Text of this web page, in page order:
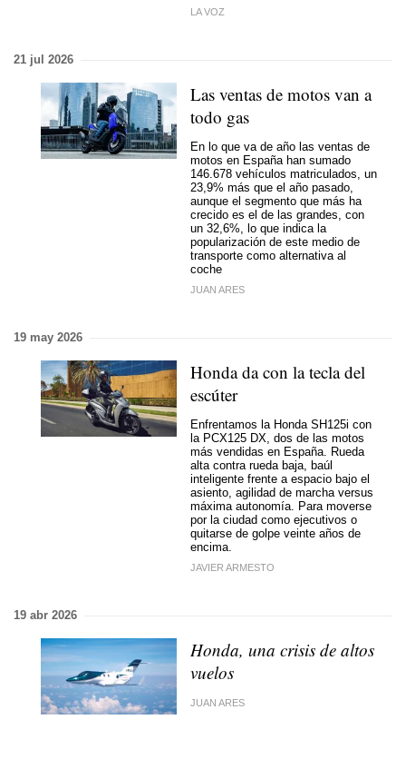
LA VOZ
21 jul 2026
Las ventas de motos van a
todo gas
En lo que va de año las ventas de
motos en España han sumado
146.678 vehículos matriculados, un
23,9% más que el año pasado,
aunque el segmento que más ha
crecido es el de las grandes, con
un 32,6%, lo que indica la
popularización de este medio de
transporte como alternativa al
coche
JUAN ARES
19 may 2026
Honda da con la tecla del
escúter
Enfrentamos la Honda SH125i con
la PCX125 DX, dos de las motos
más vendidas en España. Rueda
alta contra rueda baja, baúl
inteligente frente a espacio bajo el
asiento, agilidad de marcha versus
máxima autonomía. Para moverse
por la ciudad como ejecutivos o
quitarse de golpe veinte años de
encima.
JAVIER ARMESTO
19 abr 2026
Honda, una crisis de altos
vuelos
JUAN ARES